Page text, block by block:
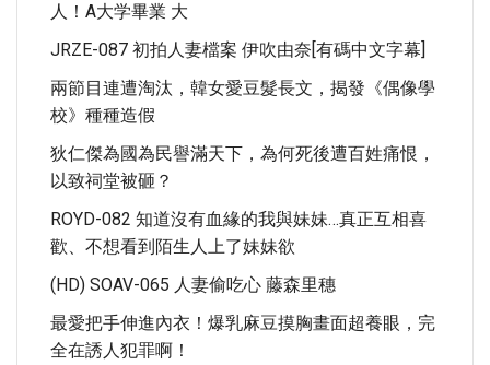
人！A大学畢業 大
JRZE-087 初拍人妻檔案 伊吹由奈[有碼中文字幕]
兩節目連遭淘汰，韓女愛豆髮長文，揭發《偶像學
校》種種造假
狄仁傑為國為民譽滿天下，為何死後遭百姓痛恨，
以致祠堂被砸？
ROYD-082 知道沒有血緣的我與妹妹…真正互相喜
歡、不想看到陌生人上了妹妹欲
(HD) SOAV-065 人妻偷吃心 藤森里穗
最愛把手伸進內衣！爆乳麻豆摸胸畫面超養眼，完
全在誘人犯罪啊！